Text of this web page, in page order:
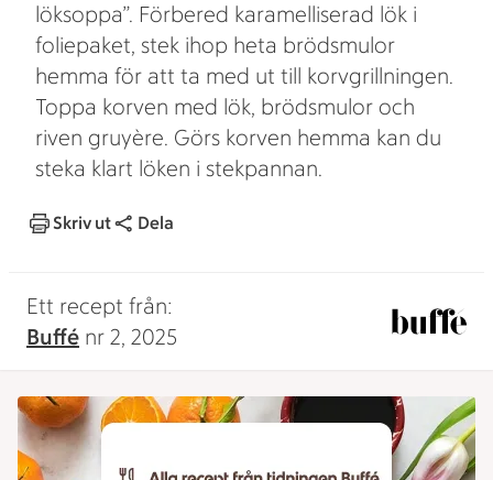
löksoppa”. Förbered karamelliserad lök i
foliepaket, stek ihop heta brödsmulor
hemma för att ta med ut till korvgrillningen.
Toppa korven med lök, brödsmulor och
riven gruyère. Görs korven hemma kan du
steka klart löken i stekpannan.
Skriv ut Dela
Ett recept från:
Buffé nr 2, 2025